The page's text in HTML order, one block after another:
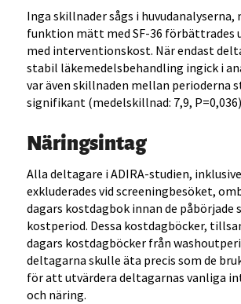
Inga skillnader sågs i huvudanalyserna,
funktion mätt med SF-36 förbättrades
med interventionskost. När endast
stabil läkemedelsbehandling ingick i
var även skillnaden mellan perioderna
signifikant (medelskillnad: 7,9,
Näringsintag
Alla deltagare i ADIRA-studien,
exkluderades vid screeningbesöket,
dagars kostdagbok innan de påbörjade
kostperiod. Dessa kostdagböcker,
dagars kostdagböcker från
deltagarna skulle äta precis som de
för att utvärdera deltagarnas vanliga
och näring.